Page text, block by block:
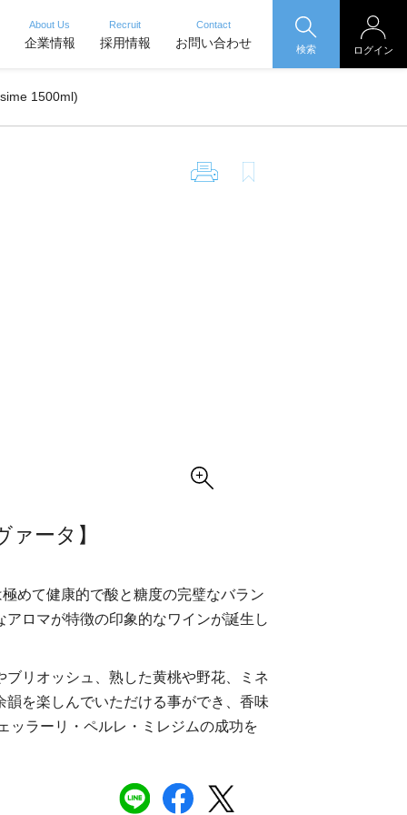
About Us
企業情報
Recruit
採用情報
Contact
お問い合わせ 検索 ログイン
1500ml)
ータ】
めて健康的で酸と糖度の完璧なバラン
ロマが特徴の印象的なワインが誕生し
ブリオッシュ、熟した黄桃や野花、ミネ
を楽しんでいただける事ができ、香味
ッラーリ・ペルレ・ミレジムの成功を